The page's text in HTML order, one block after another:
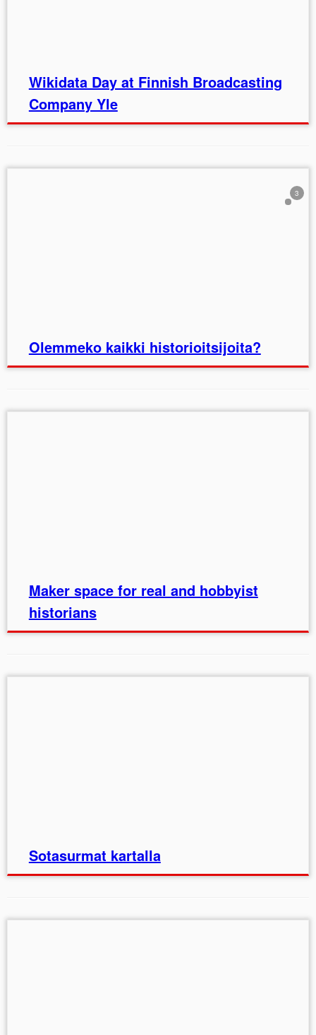
Wikidata Day at Finnish Broadcasting
Company Yle
3
Olemmeko kaikki historioitsijoita?
Maker space for real and hobbyist
historians
Sotasurmat kartalla